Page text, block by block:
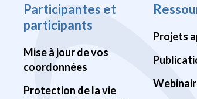
Participantes et
participants
Mise à jour de vos
coordonnées
Protection de la vie
Projets